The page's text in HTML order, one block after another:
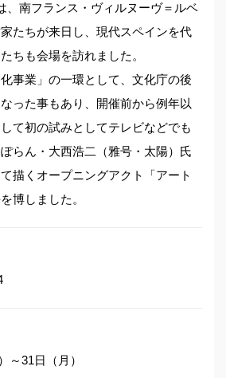
、南フランス・ヴィルヌーヴ＝ルベ
たちが来日し、現代スペインを代
ちも会場を訪れました。
事業」の一環として、文化庁の後
った事もあり、開催前から例年以
て初の試みとしてテレビなどでも
らん・大西浩二（雅号・太陽）氏
描くオープニングアクト「アート
博しました。
～31日（月）